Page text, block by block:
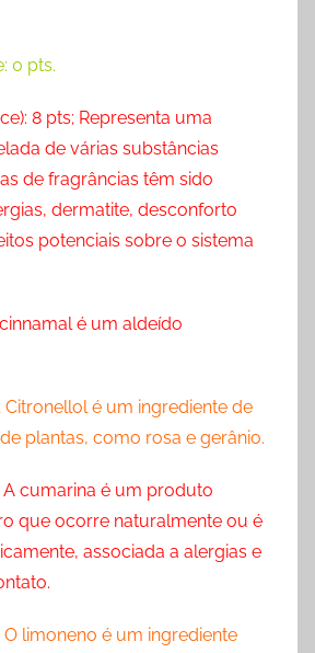
0 pts.
8 pts; Representa uma
de várias substâncias
de fragrâncias têm sido
dermatite, desconforto
potenciais sobre o sistema
é um aldeído
Citronellol é um ingrediente de
plantas, como rosa e gerânio.
A cumarina é um produto
que ocorre naturalmente ou é
associada a alergias e
O limoneno é um ingrediente